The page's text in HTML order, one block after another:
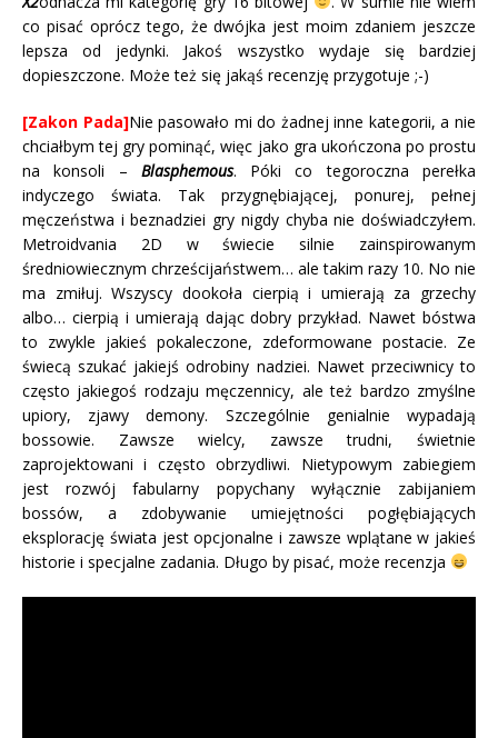
co pisać oprócz tego, że dwójka jest moim zdaniem jeszcze
lepsza od jedynki. Jakoś wszystko wydaje się bardziej
dopieszczone. Może też się jakąś recenzję przygotuje ;-)
[Zakon Pada]Nie pasowało mi do żadnej inne kategorii, a nie
chciałbym tej gry pominąć, więc jako gra ukończona po prostu
na konsoli – Blasphemous. Póki co tegoroczna perełka
indyczego świata. Tak przygnębiającej, ponurej, pełnej
męczeństwa i beznadziei gry nigdy chyba nie doświadczyłem.
Metroidvania 2D w świecie silnie zainspirowanym
średniowiecznym chrześcijaństwem… ale takim razy 10. No nie
ma zmiłuj. Wszyscy dookoła cierpią i umierają za grzechy
albo… cierpią i umierają dając dobry przykład. Nawet bóstwa
to zwykle jakieś pokaleczone, zdeformowane postacie. Ze
świecą szukać jakiejś odrobiny nadziei. Nawet przeciwnicy to
często jakiegoś rodzaju męczennicy, ale też bardzo zmyślne
upiory, zjawy demony. Szczególnie genialnie wypadają
bossowie. Zawsze wielcy, zawsze trudni, świetnie
zaprojektowani i często obrzydliwi. Nietypowym zabiegiem
jest rozwój fabularny popychany wyłącznie zabijaniem
bossów, a zdobywanie umiejętności pogłębiających
eksplorację świata jest opcjonalne i zawsze wplątane w jakieś
historie i specjalne zadania. Długo by pisać, może recenzja